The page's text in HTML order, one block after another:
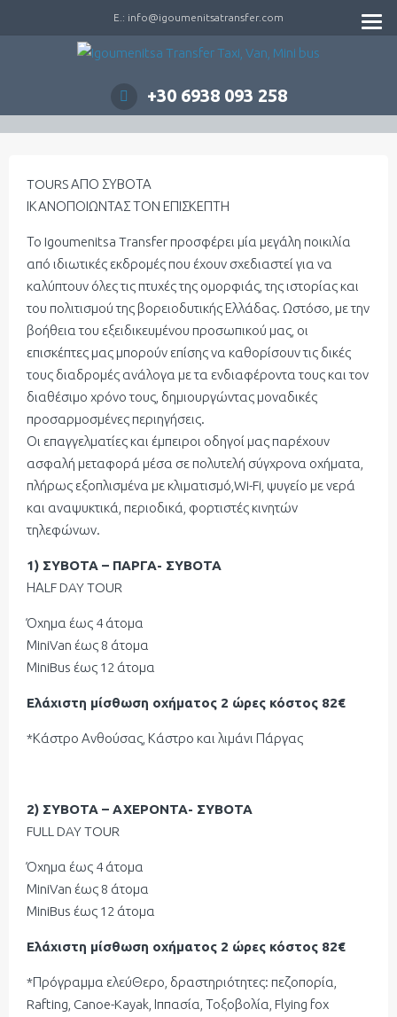
E.: info@igoumenitsatransfer.com
+30 6938 093 258
TOURS ΑΠΟ ΣΥΒΟΤΑ
ΙΚΑΝΟΠΟΙΩΝΤΑΣ ΤΟΝ ΕΠΙΣΚΕΠΤΗ
Το Igoumenitsa Transfer προσφέρει μία μεγάλη ποικιλία
από ιδιωτικές εκδρομές που έχουν σχεδιαστεί για να
καλύπτουν όλες τις πτυχές της ομορφιάς, της ιστορίας και
του πολιτισμού της βορειοδυτικής Ελλάδας. Ωστόσο, με την
βοήθεια του εξειδικευμένου προσωπικού μας, οι
επισκέπτες μας μπορούν επίσης να καθορίσουν τις δικές
τους διαδρομές ανάλογα με τα ενδιαφέροντα τους και τον
διαθέσιμο χρόνο τους, δημιουργώντας μοναδικές
προσαρμοσμένες περιηγήσεις.
Οι επαγγελματίες και έμπειροι οδηγοί μας παρέχουν
ασφαλή μεταφορά μέσα σε πολυτελή σύγχρονα οχήματα,
πλήρως εξοπλισμένα με κλιματισμό,Wi-Fi, ψυγείο με νερά
και αναψυκτικά, περιοδικά, φορτιστές κινητών
τηλεφώνων.
1) ΣΥΒΟΤΑ – ΠΑΡΓΑ- ΣΥΒΟΤΑ
ΗΑLF DAY TOUR
Όχημα έως 4 άτομα
ΜiniVan έως 8 άτομα
ΜiniBus έως 12 άτομα
Ελάχιστη μίσθωση οχήματος 2 ώρες κόστος 82€
*Κάστρο Ανθούσας, Κάστρο και λιμάνι Πάργας
2) ΣΥΒΟΤΑ – ΑΧΕΡΟΝΤΑ- ΣΥΒΟΤΑ
FULL DAY TOUR
Όχημα έως 4 άτομα
ΜiniVan έως 8 άτομα
ΜiniBus έως 12 άτομα
Ελάχιστη μίσθωση οχήματος 2 ώρες κόστος 82€
*Πρόγραμμα ελεύΘερο, δραστηριότητες: πεζοπορία,
Rafting, Canoe-Kayak, Ιππασία, Τοξοβολία, Flying fox